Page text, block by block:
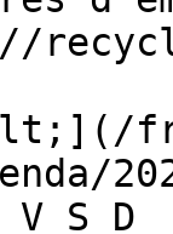
V S